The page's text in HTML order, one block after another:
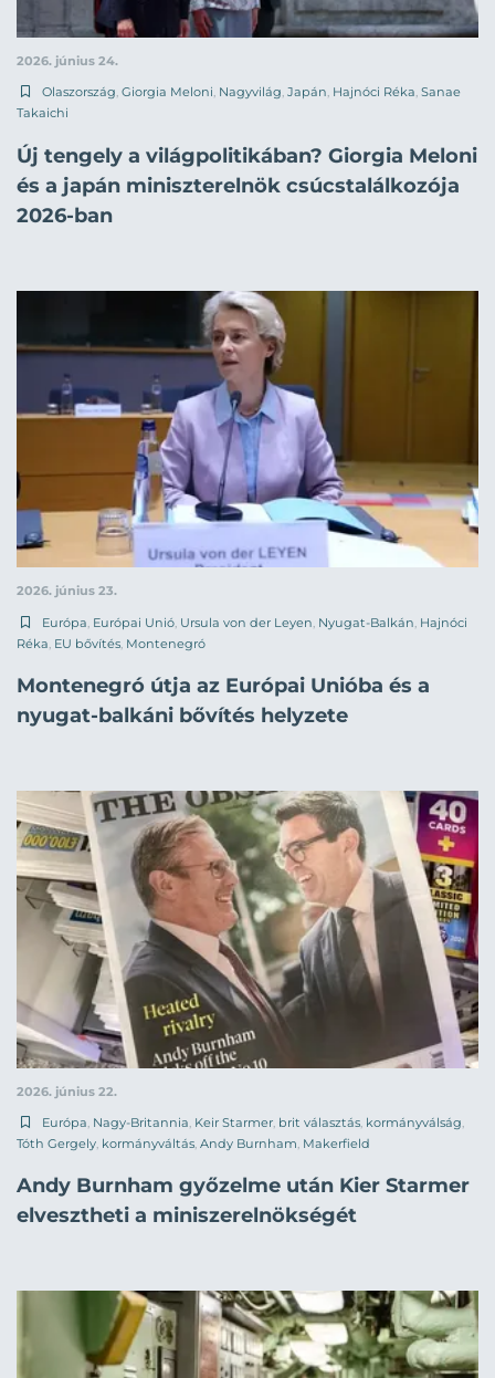
2026. június 24.
Olaszország, Giorgia Meloni, Nagyvilág, Japán, Hajnóci Réka, Sanae
Takaichi
Új tengely a világpolitikában? Giorgia Meloni
és a japán miniszterelnök csúcstalálkozója
2026-ban
2026. június 23.
Európa Európai Unió Ursula von der Leyen Nyugat-Balkán Hajnóci
Réka EU bővítés Montenegró
Montenegró útja az Európai Unióba és a
nyugat-balkáni bővítés helyzete
2026. június 22.
Európa Nagy-Britannia Keir Starmer brit választás kormányválság
Tóth Gergely kormányváltás Andy Burnham Makerfield
Andy Burnham győzelme után Kier Starmer
elvesztheti a miniszerelnökségét